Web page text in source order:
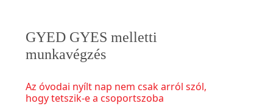
GYED GYES melletti
munkavégzés
Az óvodai nyílt nap nem csak arról szól,
hogy tetszik-e a csoportszoba